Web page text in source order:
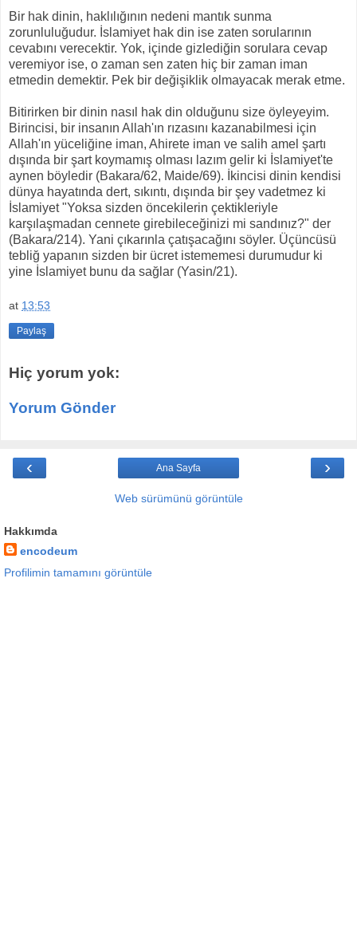
Bir hak dinin, haklılığının nedeni mantık sunma
zorunluluğudur. İslamiyet hak din ise zaten sorularının
cevabını verecektir. Yok, içinde gizlediğin sorulara cevap
veremiyor ise, o zaman sen zaten hiç bir zaman iman
etmedin demektir. Pek bir değişiklik olmayacak merak etme.
Bitirirken bir dinin nasıl hak din olduğunu size öyleyeyim.
Birincisi, bir insanın Allah'ın rızasını kazanabilmesi için
Allah'ın yüceliğine iman, Ahirete iman ve salih amel şartı
dışında bir şart koymamış olması lazım gelir ki İslamiyet'te
aynen böyledir (Bakara/62, Maide/69). İkincisi dinin kendisi
dünya hayatında dert, sıkıntı, dışında bir şey vadetmez ki
İslamiyet "Yoksa sizden öncekilerin çektikleriyle
karşılaşmadan cennete girebileceğinizi mi sandınız?" der
(Bakara/214). Yani çıkarınla çatışacağını söyler. Üçüncüsü
tebliğ yapanın sizden bir ücret istememesi durumudur ki
yine İslamiyet bunu da sağlar (Yasin/21).
at 13:53
Paylaş
Hiç yorum yok:
Yorum Gönder
‹ ›
Ana Sayfa
Web sürümünü görüntüle
Hakkımda
encodeum
Profilimin tamamını görüntüle